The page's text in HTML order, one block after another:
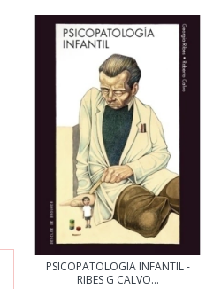
PSICOPATOLOGIA INFANTIL -
RIBES G CALVO...